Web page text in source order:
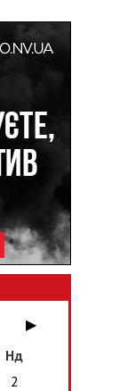
▶
Нд
2